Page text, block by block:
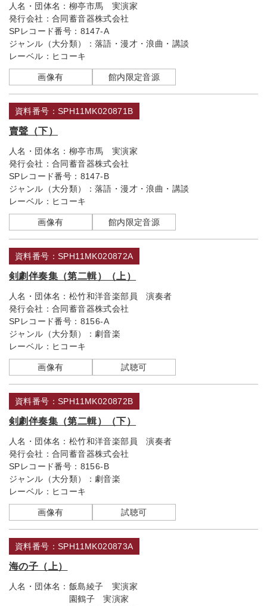
人名・団体名： 柳亭市馬 実演家
発行会社： 合同蓄音器株式会社
SPレコード番号： 8147-A
ジャンル（大分類）： 落語・漫才・浪曲・講談
レーベル： ヒコーキ
画像有 館内限定音源
資料番号：SPH11MK020871B
賣聲（下）
人名・団体名： 柳亭市馬 実演家
発行会社： 合同蓄音器株式会社
SPレコード番号： 8147-B
ジャンル（大分類）： 落語・漫才・浪曲・講談
レーベル： ヒコーキ
画像有 館内限定音源
資料番号：SPH11MK020872A
剣劇伴奏集（第二輯）（上）
人名・団体名： 松竹和洋音楽部員 演奏者
発行会社： 合同蓄音器株式会社
SPレコード番号： 8156-A
ジャンル（大分類）： 劇音楽
レーベル： ヒコーキ
画像有 試聴可
資料番号：SPH11MK020872B
剣劇伴奏集（第二輯）（下）
人名・団体名： 松竹和洋音楽部員 演奏者
発行会社： 合同蓄音器株式会社
SPレコード番号： 8156-B
ジャンル（大分類）： 劇音楽
レーベル： ヒコーキ
画像有 試聴可
資料番号：SPH11MK020873A
海の子（上）
人名・団体名： 飯島綾子 実演家
園鶴子 実演家